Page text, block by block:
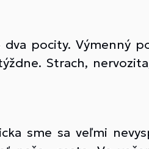
pocity. Výmenný
Strach,
sme sa veľmi